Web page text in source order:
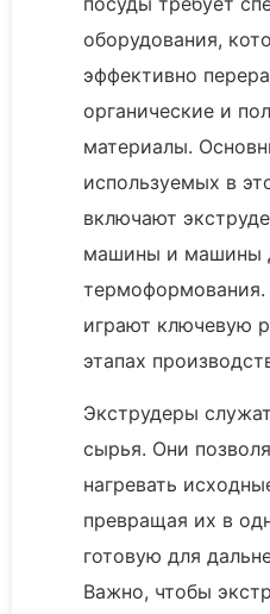
оборудования,
эффективно
органические и
материалы.
используемых в
включают
машины и машины
термоформования.
играют ключевую
этапах
Экструдеры
сырья. Они
нагревать
превращая их в
готовую для
Важно, чтобы